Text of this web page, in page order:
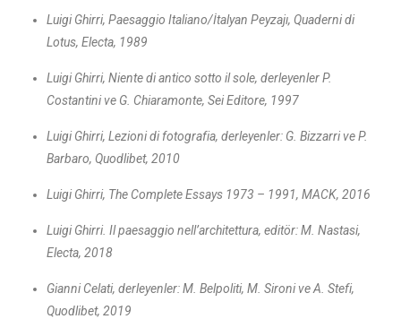
Luigi Ghirri, Paesaggio Italiano/İtalyan Peyzajı, Quaderni di
Lotus, Electa, 1989
Luigi Ghirri, Niente di antico sotto il sole, derleyenler P.
Costantini ve G. Chiaramonte, Sei Editore, 1997
Luigi Ghirri, Lezioni di fotografia, derleyenler: G. Bizzarri ve P.
Barbaro, Quodlibet, 2010
Luigi Ghirri, The Complete Essays 1973 – 1991, MACK, 2016
Luigi Ghirri. Il paesaggio nell’architettura, editör: M. Nastasi,
Electa, 2018
Gianni Celati, derleyenler: M. Belpoliti, M. Sironi ve A. Stefi,
Quodlibet, 2019